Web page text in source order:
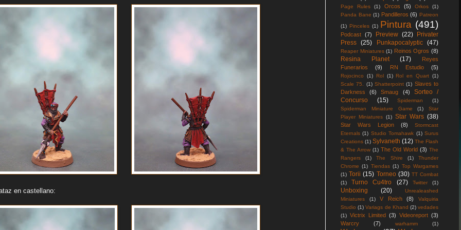
en castellano:
Page Rules
(1) Orcos (5) Orkos
(1)
Panda Bane (1) Pandilleros (6) Patreon
(1) Pinceles (1) Pintura (491)
Podcast (7) Preview (22)
Privater
Press (25) Punkapocalyptic (47)
Reaper Miniatures (1) Reinos Ogros (8)
Resina Planet (17)
Reyes
Funerarios
(9) RN Estudio (5)
Rojocinco (1) Rol (1) Rol en Quart (1)
Scale 75.
(1) Shatterpoint (1) Slaves to
Darkness
(6) Smaug (4)
Sorteo /
Concurso
(15) Spiderman
(1)
Spiderman Miniature Game
(1)
Star
Player Miniatures (1) Star Wars (38)
Star Wars Legion (8)
Stormcast
Eternals (1) Studio Tomahawk (1) Surus
Creations (1) Sylvaneth (12) The Flash
& The Arrow (1) The Old World (3) The
Rangers
(1) The Shire (1)
Thunder
Chrome (1) Tiendas (1) Top Wargames
(1) Torii (15) Torneo (30) TT Combat
(1)
Turno Cu4tro (27) Twitter (1)
Unboxing (20)
Unrealeashed
Miniatures
(1) V Reich (8)
Valquiria
Studio (1) Variags de Khand (2) vedades
(1) Victrix Limited (3) Videoreport (3)
Warcry
(7) warhamm (1)